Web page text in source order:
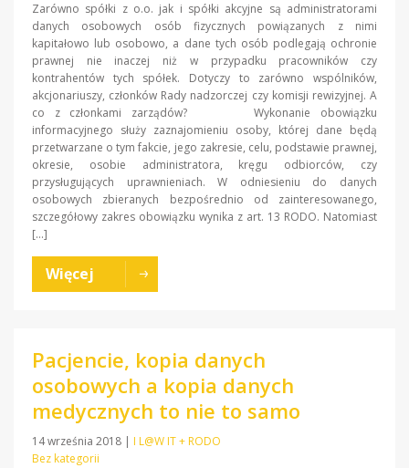
Zarówno spółki z o.o. jak i spółki akcyjne są administratorami
danych osobowych osób fizycznych powiązanych z nimi
kapitałowo lub osobowo, a dane tych osób podlegają ochronie
prawnej nie inaczej niż w przypadku pracowników czy
kontrahentów tych spółek. Dotyczy to zarówno wspólników,
akcjonariuszy, członków Rady nadzorczej czy komisji rewizyjnej. A
co z członkami zarządów? Wykonanie obowiązku
informacyjnego służy zaznajomieniu osoby, której dane będą
przetwarzane o tym fakcie, jego zakresie, celu, podstawie prawnej,
okresie, osobie administratora, kręgu odbiorców, czy
przysługujących uprawnieniach. W odniesieniu do danych
osobowych zbieranych bezpośrednio od zainteresowanego,
szczegółowy zakres obowiązku wynika z art. 13 RODO. Natomiast
[…]
Więcej
Pacjencie, kopia danych
osobowych a kopia danych
medycznych to nie to samo
14 września 2018 | I L@W IT + RODO
Bez kategorii